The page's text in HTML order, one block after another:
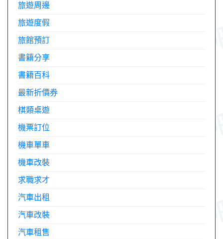
旅遊周邊
旅遊度假
旅館預訂
書籍分享
書籍百科
最新折價券
棋類桌遊
機票訂位
機車單車
機車改裝
求職求才
汽車出租
汽車改裝
汽車租售